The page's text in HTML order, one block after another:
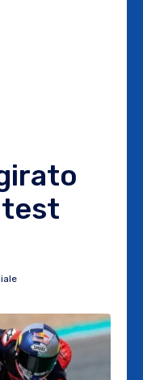
test